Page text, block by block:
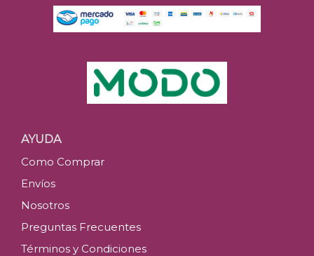
AYUDA
Como Comprar
Envíos
Nosotros
Preguntas Frecuentes
Términos y Condiciones